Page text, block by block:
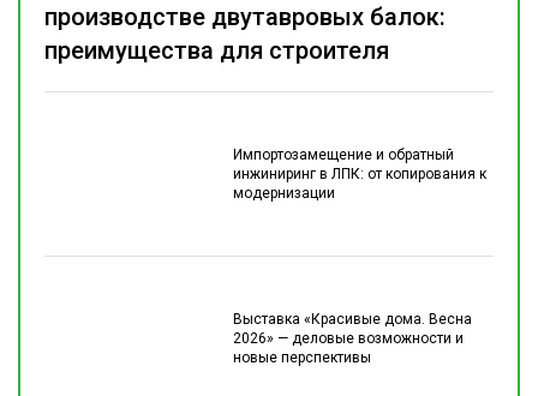
Импортозамещение и обратный
инжиниринг в ЛПК: от копирования к
модернизации
Выставка «Красивые дома. Весна
2026» — деловые возможности и
новые перспективы
производстве двутавровых балок:
преимущества для строителя